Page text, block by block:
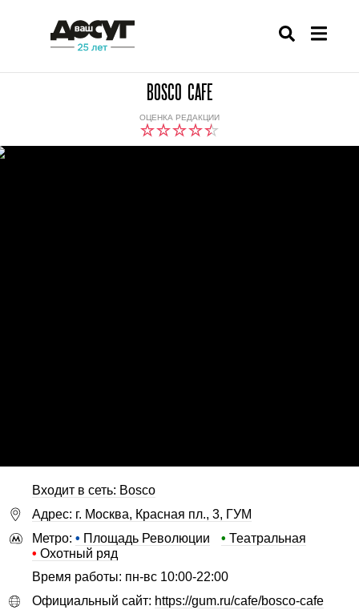
BOSCO CAFE
ОЦЕНКА РЕДАКЦИИ
Входит в сеть: Bosco
Адрес: г. Москва, Красная пл., 3, ГУМ
Метро: • Площадь Революции • Театральная
• Охотный ряд
Время работы: пн-вс 10:00-22:00
Официальный сайт: https://gum.ru/cafe/bosco-cafe